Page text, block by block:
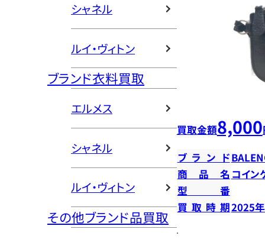
シャネル
ルイ・ヴィトン
ブランド衣料買取
エルメス
シャネル
ルイ・ヴィトン
その他ブランド品買取
買取金額8,000
ブランド
商品名 コイン
型番
買取時期2025